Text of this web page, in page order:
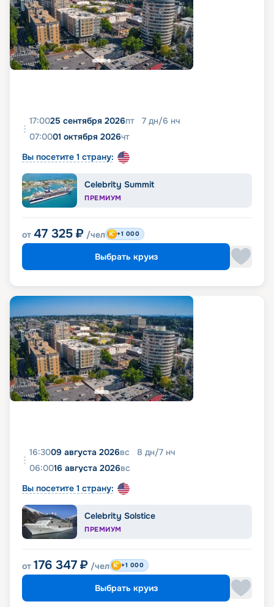
17:0025 сентября 2026пт 7 дн/6 нч
07:0001 октября 2026чт
Вы посетите 1 страну:
Celebrity Summit
ПРЕМИУМ
от 47 325 ₽ /чел +1 000
Выбрать круиз
16:3009 августа 2026вс 8 дн/7 нч
06:0016 августа 2026вс
Вы посетите 1 страну:
Celebrity Solstice
ПРЕМИУМ
от 176 347 ₽ /чел +1 000
Выбрать круиз